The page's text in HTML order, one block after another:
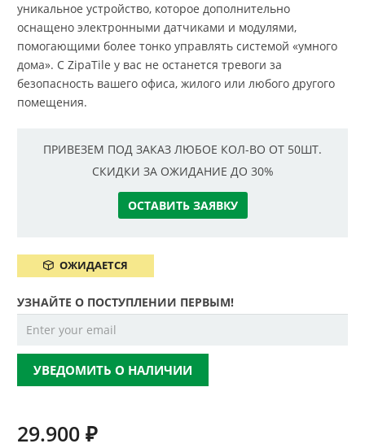
уникальное устройство, которое дополнительно
оснащено электронными датчиками и модулями,
помогающими более тонко управлять системой «умного
дома». С ZipaTile у вас не останется тревоги за
безопасность вашего офиса, жилого или любого другого
помещения.
ПРИВЕЗЕМ ПОД ЗАКАЗ ЛЮБОЕ КОЛ-ВО ОТ 50ШТ.
СКИДКИ ЗА ОЖИДАНИЕ ДО 30%
ОСТАВИТЬ ЗАЯВКУ
ОЖИДАЕТСЯ
УЗНАЙТЕ О ПОСТУПЛЕНИИ ПЕРВЫМ!
УВЕДОМИТЬ О НАЛИЧИИ
29.900 ₽